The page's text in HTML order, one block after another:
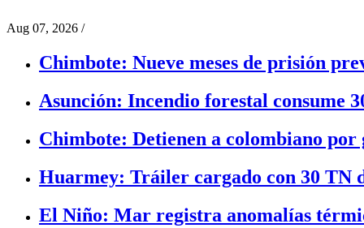
Aug 07, 2026 /
Chimbote: Nueve meses de prisión
Asunción: Incendio forestal consume
Chimbote: Detienen a colombiano por
Huarmey: Tráiler cargado con 30 TN
El Niño: Mar registra anomalías